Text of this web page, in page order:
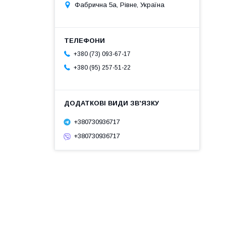
Фабрична 5а, Рівне, Україна
+380 (73) 093-67-17
+380 (95) 257-51-22
+380730936717
+380730936717